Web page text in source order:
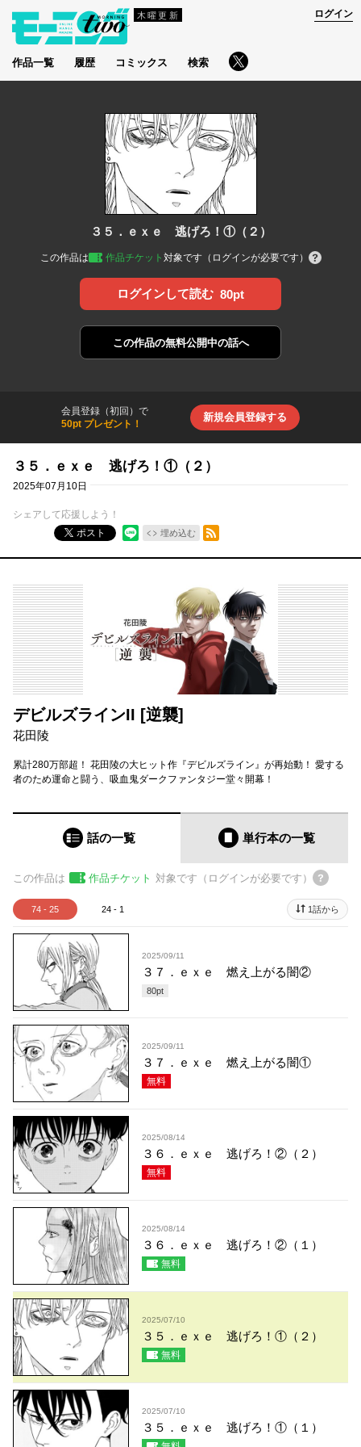
木曜更新
作品一覧 履歴 コミックス 検索
ログイン
３５．ｅｘｅ 逃げろ！①（２）
この作品は 作品チケット 対象です（ログインが必要です）
ログインして読む 80pt
この作品の無料公開中の話へ
会員登録（初回）で
50pt プレゼント！
新規会員登録する
３５．ｅｘｅ 逃げろ！①（２）
2025年07月10日
シェアして応援しよう！
ポスト
埋め込む
RSSフィード
デビルズラインII [逆襲]
花田陵
累計280万部超！ 花田陵の大ヒット作『デビルズライン』が再始動！ 愛する
者のため運命と闘う、吸血鬼ダークファンタジー堂々開幕！
話の一覧 単行本の一覧
この作品は 作品チケット 対象です（ログインが必要です）
74 - 25 24 - 1 1話から
2025/09/11
３７．ｅｘｅ 燃え上がる闇②
80pt
2025/09/11
３７．ｅｘｅ 燃え上がる闇①
無料
2025/08/14
３６．ｅｘｅ 逃げろ！②（２）
無料
2025/08/14
３６．ｅｘｅ 逃げろ！②（１）
無料
2025/07/10
３５．ｅｘｅ 逃げろ！①（２）
無料
2025/07/10
３５．ｅｘｅ 逃げろ！①（１）